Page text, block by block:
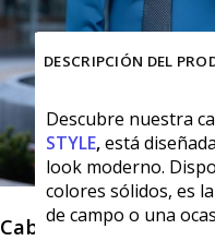
Caballero
DESCRIPCIÓN DEL
Descubre nuestra
STYLE,está
look moderno.
colores sólidos, es
de campo o una